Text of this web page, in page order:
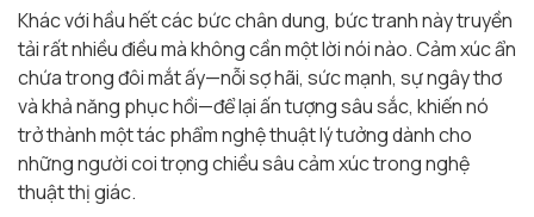
Khác với hầu hết các bức chân dung, bức tranh này truyền
tải rất nhiều điều mà không cần một lời nói nào. Cảm xúc ẩn
chứa trong đôi mắt ấy—nỗi sợ hãi, sức mạnh, sự ngây thơ
và khả năng phục hồi—để lại ấn tượng sâu sắc, khiến nó
trở thành một tác phẩm nghệ thuật lý tưởng dành cho
những người coi trọng chiều sâu cảm xúc trong nghệ
thuật thị giác.